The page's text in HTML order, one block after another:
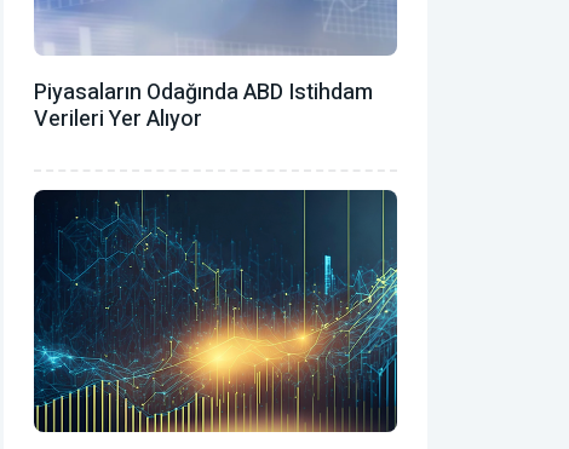
Piyasaların Odağında ABD Istihdam
Verileri Yer Alıyor